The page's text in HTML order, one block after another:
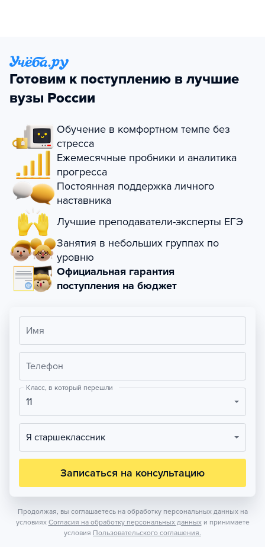
Готовим к поступлению в лучшие
вузы России
Обучение в комфортном темпе без
стресса
Ежемесячные пробники и аналитика
прогресса
Постоянная поддержка личного
наставника
Лучшие преподаватели-эксперты ЕГЭ
Занятия в небольших группах по
уровню
Официальная гарантия
поступления на бюджет
Имя
Телефон
Класс, в который перешли
11
Я старшеклассник
Записаться на консультацию
Продолжая, вы соглашаетесь на обработку персональных данных на
условиях Согласия на обработку персональных данных и принимаете
условия Пользовательского соглашения.